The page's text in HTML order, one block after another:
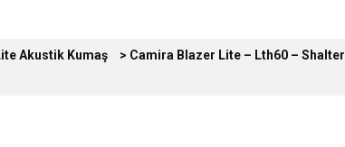
Akustik Kumaş > Camira Blazer Lite – Lth60 – Shalter